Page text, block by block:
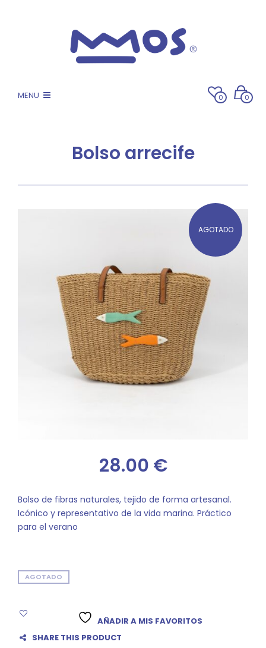
MENU 0 0
Bolso arrecife
AGOTADO
28.00 €
Bolso de fibras naturales, tejido de forma artesanal.
Icónico y representativo de la vida marina. Práctico
para el verano
AGOTADO
AÑADIR A MIS FAVORITOS
SHARE THIS PRODUCT